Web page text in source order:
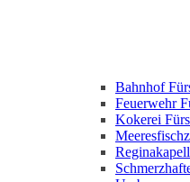
Bahnhof
Feuerwehr
Kokerei